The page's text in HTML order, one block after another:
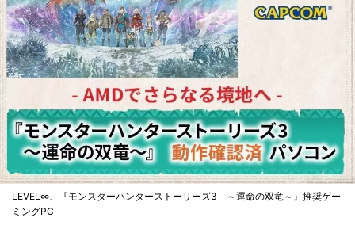
LEVEL∞、『モンスターハンターストーリーズ3 ～運命の双竜～』推奨ゲー
ミングPC